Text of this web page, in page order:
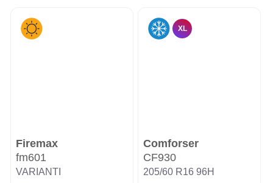
Firemax
fm601
VARIANTI
XL
Comforser
CF930
205/60 R16 96H